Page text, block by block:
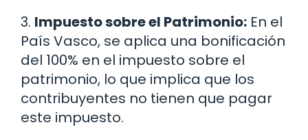
3. Impuesto sobre el Patrimonio: En el
País Vasco, se aplica una bonificación
del 100% en el impuesto sobre el
patrimonio, lo que implica que los
contribuyentes no tienen que pagar
este impuesto.